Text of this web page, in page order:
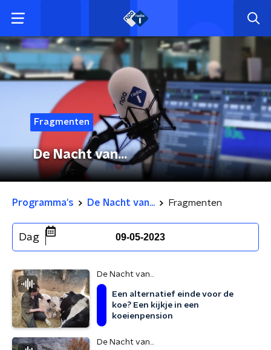
Fragmenten
De Nacht van...
Programma's De Nacht van... Fragmenten
Dag 09-05-2023
De Nacht van...
Een alternatief einde voor de
koe? Een kijkje in een
koeienpension
De Nacht van...